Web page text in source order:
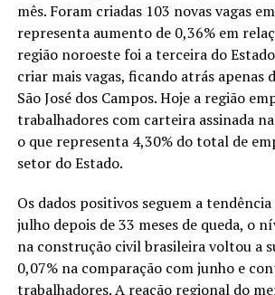
mês. Foram criadas 103 novas vagas
representa aumento de 0,36% em
região noroeste foi a terceira do
criar mais vagas, ficando atrás apenas
São José dos Campos. Hoje a região
trabalhadores com carteira assinada
o que representa 4,30% do total de
setor do Estado.
Os dados positivos seguem a
julho depois de 33 meses de queda, o
na construção civil brasileira voltou a
0,07% na comparação com junho e
trabalhadores. A reação regional do